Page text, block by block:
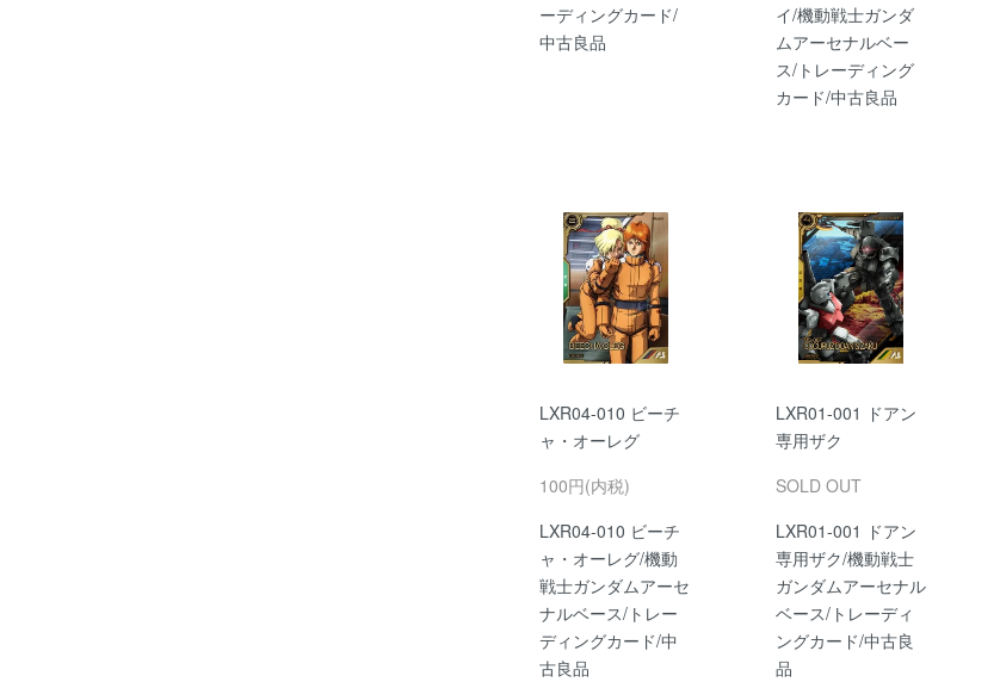
ーディングカード/
中古良品
イ/機動戦士ガンダ
ムアーセナルベー
ス/トレーディング
カード/中古良品
LXR04-010 ビーチ
ャ・オーレグ
100円(内税)
LXR04-010 ビーチ
ャ・オーレグ/機動
戦士ガンダムアーセ
ナルベース/トレー
ディングカード/中
古良品
LXR01-001 ドアン
専用ザク
SOLD OUT
LXR01-001 ドアン
専用ザク/機動戦士
ガンダムアーセナル
ベース/トレーディ
ングカード/中古良
品